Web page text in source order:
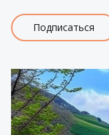
Подписаться